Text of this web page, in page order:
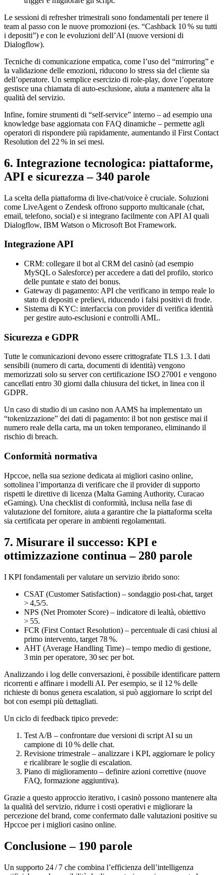
Le sessioni di refresher trimestrali sono fondamentali per tenere il
team al passo con le nuove promozioni (es. “Cashback 10 % su tutti
i depositi”) e con le evoluzioni dell’AI (nuove versioni di
Dialogflow).
Tecniche di comunicazione empatica, come l’uso del “mirroring” e
la validazione delle emozioni, riducono lo stress sia del cliente sia
dell’operatore. Un semplice esercizio di role‑play, dove l’operatore
gestisce una chiamata di auto‑esclusione, aiuta a mantenere alta la
qualità del servizio.
Infine, fornire strumenti di “self‑service” interno – ad esempio una
knowledge base aggiornata con FAQ dinamiche – permette agli
operatori di rispondere più rapidamente, aumentando il First Contact
Resolution del 22 % in sei mesi.
6. Integrazione tecnologica: piattaforme,
API e sicurezza – 340 parole
La scelta della piattaforma di live‑chat/voice è cruciale. Soluzioni
come LiveAgent o Zendesk offrono supporto multicanale (chat,
email, telefono, social) e si integrano facilmente con API AI quali
Dialogflow, IBM Watson o Microsoft Bot Framework.
Integrazione API
CRM: collegare il bot al CRM del casinò (ad esempio
MySQL o Salesforce) per accedere a dati del profilo, storico
delle puntate e stato dei bonus.
Gateway di pagamento: API che verificano in tempo reale lo
stato di depositi e prelievi, riducendo i falsi positivi di frode.
Sistema di KYC: interfaccia con provider di verifica identità
per gestire auto‑esclusioni e controlli AML.
Sicurezza e GDPR
Tutte le comunicazioni devono essere crittografate TLS 1.3. I dati
sensibili (numero di carta, documenti di identità) vengono
memorizzati solo su server con certificazione ISO 27001 e vengono
cancellati entro 30 giorni dalla chiusura del ticket, in linea con il
GDPR.
Un caso di studio di un casino non AAMS ha implementato un
“tokenizzazione” dei dati di pagamento: il bot non gestisce mai il
numero reale della carta, ma un token temporaneo, eliminando il
rischio di breach.
Conformità normativa
Hpccoe, nella sua sezione dedicata ai migliori casino online,
sottolinea l’importanza di verificare che il provider di supporto
rispetti le direttive di licenza (Malta Gaming Authority, Curacao
eGaming). Una checklist di conformità, inclusa nella fase di
valutazione del fornitore, aiuta a garantire che la piattaforma scelta
sia certificata per operare in ambienti regolamentati.
7. Misurare il successo: KPI e
ottimizzazione continua – 280 parole
I KPI fondamentali per valutare un servizio ibrido sono:
CSAT (Customer Satisfaction) – sondaggio post‑chat, target
> 4,5/5.
NPS (Net Promoter Score) – indicatore di lealtà, obiettivo
> 55.
FCR (First Contact Resolution) – percentuale di casi chiusi al
primo intervento, target 78 %.
AHT (Average Handling Time) – tempo medio di gestione,
3 min per operatore, 30 sec per bot.
Analizzando i log delle conversazioni, è possibile identificare pattern
ricorrenti e affinare i modelli AI. Per esempio, se il 12 % delle
richieste di bonus genera escalation, si può aggiornare lo script del
bot con esempi più dettagliati.
Un ciclo di feedback tipico prevede:
Test A/B – confrontare due versioni di script AI su un
campione di 10 % delle chat.
Revisione trimestrale – analizzare i KPI, aggiornare le policy
e ricalibrare le soglie di escalation.
Piano di miglioramento – definire azioni correttive (nuove
FAQ, formazione aggiuntiva).
Grazie a questo approccio iterativo, i casinò possono mantenere alta
la qualità del servizio, ridurre i costi operativi e migliorare la
percezione del brand, come confermato dalle valutazioni positive su
Hpccoe per i migliori casino online.
Conclusione – 190 parole
Un supporto 24 / 7 che combina l’efficienza dell’intelligenza